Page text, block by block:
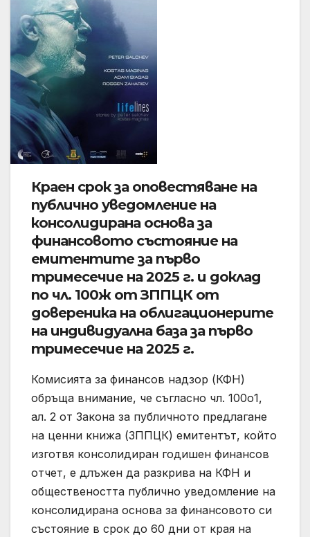
Краен срок за оповестяване на
публично уведомление на
консолидирана основа за
финансовото състояние на
емитентите за първо
тримесечие на 2025 г. и доклад
по чл. 100ж от ЗППЦК от
довереника на облигационерите
на индивидуална база за първо
тримесечие на 2025 г.
Комисията за финансов надзор (КФН)
обръща внимание, че съгласно чл. 100о1,
ал. 2 от Закона за публичното предлагане
на ценни книжа (ЗППЦК) емитентът, който
изготвя консолидиран годишен финансов
отчет, е длъжен да разкрива на КФН и
обществеността публично уведомление на
консолидирана основа за финансовото си
състояние в срок до 60 дни от края на